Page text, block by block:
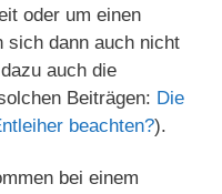
oder um einen
sich dann auch nicht
auch die
Beiträgen: Die
beachten?).
bei einem